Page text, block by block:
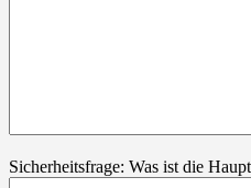
Sicherheitsfrage: Was ist die